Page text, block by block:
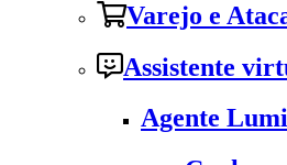
Varejo e
Assistente
Agente Lumi